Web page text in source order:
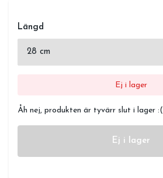
Längd
Ej i lager
Åh nej, produkten är tyvärr slut i lager :(
Ej i lager